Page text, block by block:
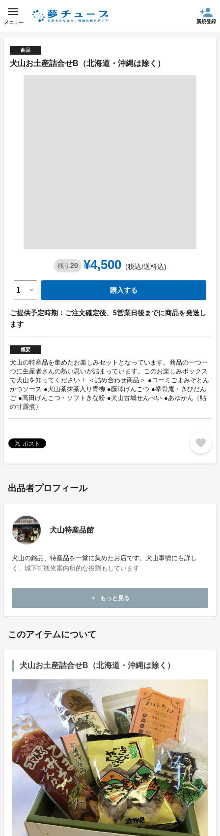
メニュー 新規登録
商品
犬山お土産詰合せB（北海道・沖縄は除く）
残り 20 ¥4,500 (税込/送料込)
購入する
ご提供予定時期：ご注文確定後、5営業日後までに商品を発送し
ます
概要
犬山の特産品を集めたお楽しみセットとなっています。商品の一つ一
つに生産者さんの熱い思いが詰まっています。このお楽しみボックス
で犬山を知ってください！ ＜詰め合わせ商品＞ ●コーミごまみそとん
かつソース ●犬山茶抹茶入り青柳 ●藤澤げんこつ ●拳骨庵・きびだん
ご ●高田げんこつ・ソフトきな粉 ●犬山古城せんべい ●あゆかん（鮎
の甘露煮）
favorite
出品者プロフィール
犬山特産品館
犬山の銘品、特産品を一堂に集めたお店です。犬山事情にも詳し
く、城下町観光案内所的な役割もしています
add もっと見る
このアイテムについて
犬山お土産詰合せB（北海道・沖縄は除く）